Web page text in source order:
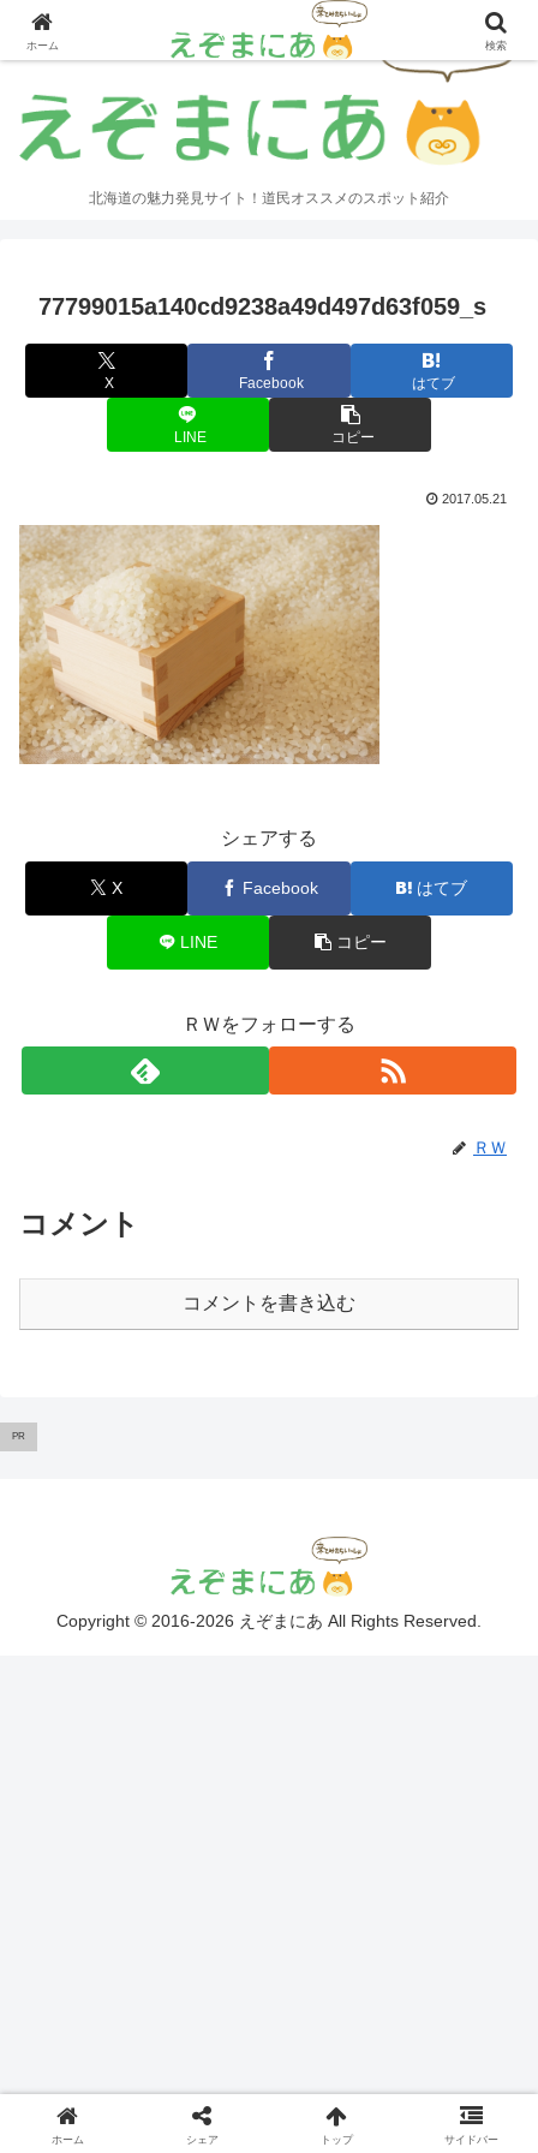
北海道の魅力発見サイト！道民オススメのスポット紹介
77799015a140cd9238a49d497d63f059_s
X Facebook はてブ
LINE コピー
2017.05.21
シェアする
X Facebook はてブ
LINE コピー
ＲＷをフォローする
ＲＷ
コメント
コメントを書き込む
PR
Copyright © 2016-2026 えぞまにあ All Rights Reserved.
ホーム 検索
ホーム シェア トップ サイドバー